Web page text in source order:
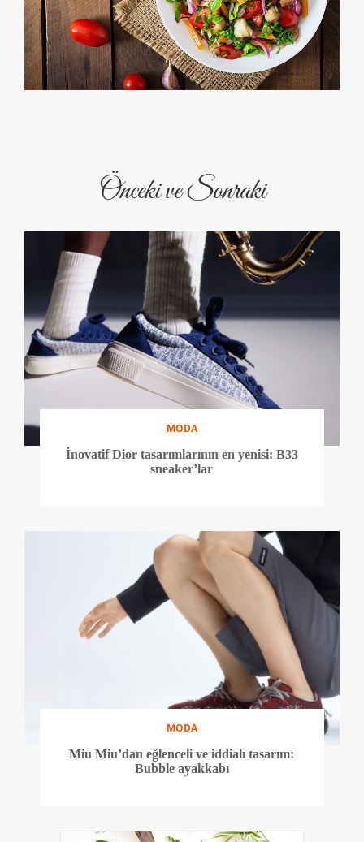
Önceki ve Sonraki
MODA
İnovatif Dior tasarımlarının en yenisi: B33
sneaker’lar
MODA
Miu Miu’dan eğlenceli ve iddialı tasarım:
Bubble ayakkabı